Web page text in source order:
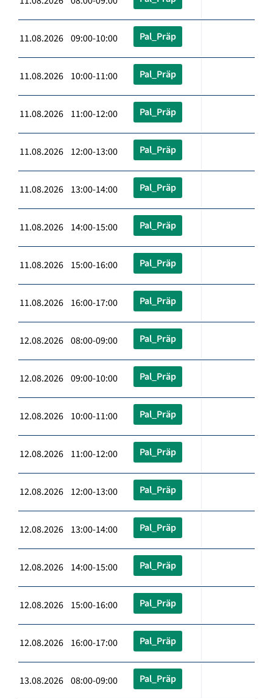
11.08.2026 09:00-10:00 Pal_Präp
11.08.2026 10:00-11:00 Pal_Präp
11.08.2026 11:00-12:00 Pal_Präp
11.08.2026 12:00-13:00 Pal_Präp
11.08.2026 13:00-14:00 Pal_Präp
11.08.2026 14:00-15:00 Pal_Präp
11.08.2026 15:00-16:00 Pal_Präp
11.08.2026 16:00-17:00 Pal_Präp
12.08.2026 08:00-09:00 Pal_Präp
12.08.2026 09:00-10:00 Pal_Präp
12.08.2026 10:00-11:00 Pal_Präp
12.08.2026 11:00-12:00 Pal_Präp
12.08.2026 12:00-13:00 Pal_Präp
12.08.2026 13:00-14:00 Pal_Präp
12.08.2026 14:00-15:00 Pal_Präp
12.08.2026 15:00-16:00 Pal_Präp
12.08.2026 16:00-17:00 Pal_Präp
13.08.2026 08:00-09:00 Pal_Präp